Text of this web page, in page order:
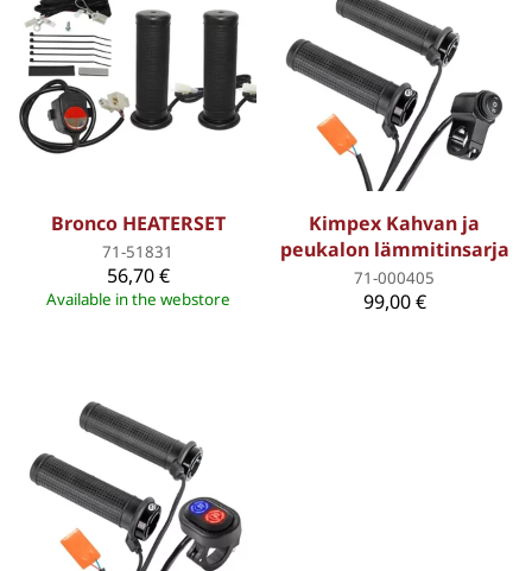
Bronco HEATERSET
71-51831
56,70 €
Available in the webstore
Kimpex Kahvan ja
peukalon lämmitinsarja
71-000405
99,00 €